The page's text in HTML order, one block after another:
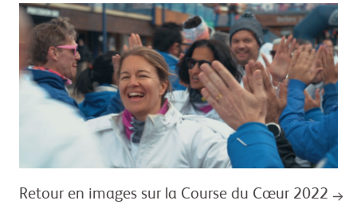
Retour en images sur la Course du Cœur 2022